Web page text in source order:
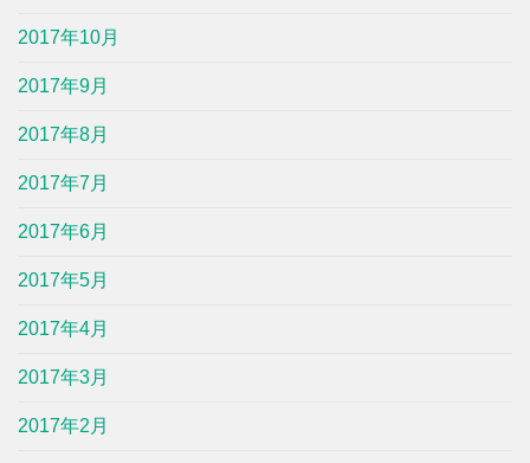
2017年10月
2017年9月
2017年8月
2017年7月
2017年6月
2017年5月
2017年4月
2017年3月
2017年2月